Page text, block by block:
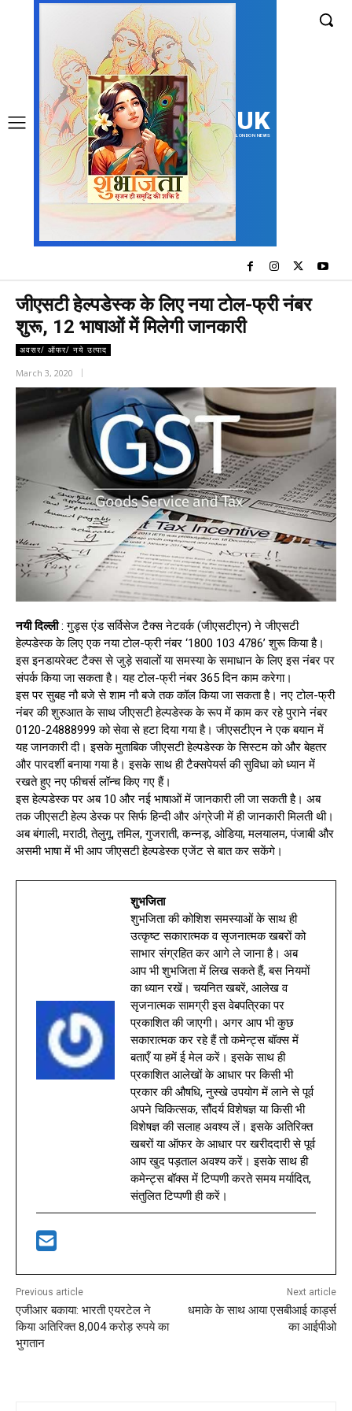
UK
LONDON NEWS
जीएसटी हेल्पडेस्क के लिए नया टोल-फ्री नंबर
शुरू, 12 भाषाओं में मिलेगी जानकारी
अवसर/ ऑफर/ नये उत्पाद
March 3, 2020
नयी दिल्ली: गुड्स एंड सर्विसेज टैक्स नेटवर्क (जीएसटीएन) ने जीएसटी
हेल्पडेस्क के लिए एक नया टोल-फ्री नंबर ‘1800 103 4786’ शुरू किया है।
इस इनडायरेक्ट टैक्स से जुड़े सवालों या समस्या के समाधान के लिए इस नंबर पर
संपर्क किया जा सकता है। यह टोल-फ्री नंबर 365 दिन काम करेगा।
इस पर सुबह नौ बजे से शाम नौ बजे तक कॉल किया जा सकता है। नए टोल-फ्री
नंबर की शुरुआत के साथ जीएसटी हेल्पडेस्क के रूप में काम कर रहे पुराने नंबर
0120-24888999 को सेवा से हटा दिया गया है। जीएसटीएन ने एक बयान में
यह जानकारी दी। इसके मुताबिक जीएसटी हेल्पडेस्क के सिस्टम को और बेहतर
और पारदर्शी बनाया गया है। इसके साथ ही टैक्सपेयर्स की सुविधा को ध्यान में
रखते हुए नए फीचर्स लॉन्च किए गए हैं।
इस हेल्पडेस्क पर अब 10 और नई भाषाओं में जानकारी ली जा सकती है। अब
तक जीएसटी हेल्प डेस्क पर सिर्फ हिन्दी और अंग्रेजी में ही जानकारी मिलती थी।
अब बंगाली, मराठी, तेलुगू, तमिल, गुजराती, कन्नड़, ओडिया, मलयालम, पंजाबी और
असमी भाषा में भी आप जीएसटी हेल्पडेस्क एजेंट से बात कर सकेंगे।
शुभजिता
शुभजिता की कोशिश समस्याओं के साथ ही
उत्कृष्ट सकारात्मक व सृजनात्मक खबरों को
साभार संग्रहित कर आगे ले जाना है। अब
आप भी शुभजिता में लिख सकते हैं, बस नियमों
का ध्यान रखें। चयनित खबरें, आलेख व
सृजनात्मक सामग्री इस वेबपत्रिका पर
प्रकाशित की जाएगी। अगर आप भी कुछ
सकारात्मक कर रहे हैं तो कमेन्ट्स बॉक्स में
बताएँ या हमें ई मेल करें। इसके साथ ही
प्रकाशित आलेखों के आधार पर किसी भी
प्रकार की औषधि, नुस्खे उपयोग में लाने से पूर्व
अपने चिकित्सक, सौंदर्य विशेषज्ञ या किसी भी
विशेषज्ञ की सलाह अवश्य लें। इसके अतिरिक्त
खबरों या ऑफर के आधार पर खरीददारी से पूर्व
आप खुद पड़ताल अवश्य करें। इसके साथ ही
कमेन्ट्स बॉक्स में टिप्पणी करते समय मर्यादित,
संतुलित टिप्पणी ही करें।
Previous article
एजीआर बकाया: भारती एयरटेल ने
किया अतिरिक्त 8,004 करोड़ रुपये का
भुगतान
Next article
धमाके के साथ आया एसबीआई कार्ड्स
का आईपीओ